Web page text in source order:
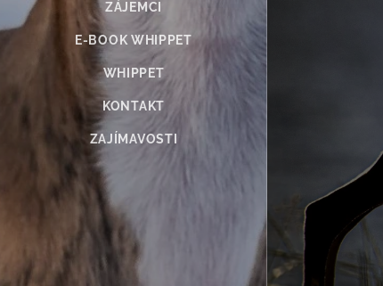
ZÁJEMCI
E-BOOK WHIPPET
WHIPPET
KONTAKT
ZAJÍMAVOSTI